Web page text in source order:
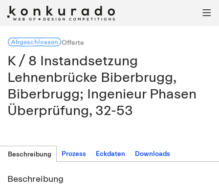

AbgeschlossenOfferte
K / 8 Instandsetzung
Lehnenbrücke Biberbrugg,
Biberbrugg; Ingenieur Phasen
Überprüfung, 32-53
Beschreibung Prozess Eckdaten Downloads
Beschreibung